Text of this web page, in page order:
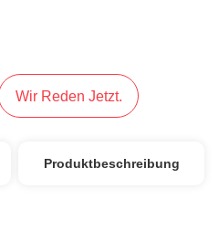
Wir Reden Jetzt.
Produktbeschreibung